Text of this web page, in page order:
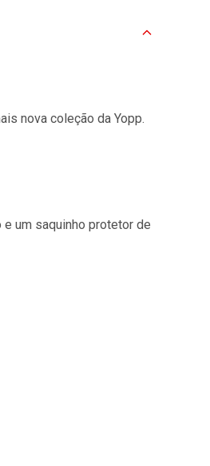
nova coleção da Yopp.
e um saquinho protetor de